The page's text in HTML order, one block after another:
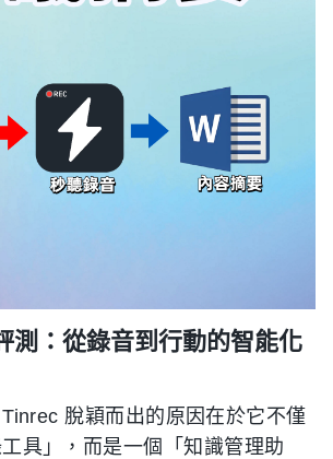
測：從錄音到行動的智能化
脫穎而出的原因在於它不僅
具」，而是一個「知識管理助